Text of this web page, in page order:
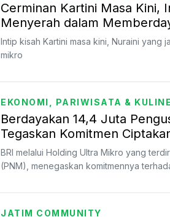
Cerminan Kartini Masa Kini,
Menyerah dalam
Intip kisah Kartini masa kini, Nuraini yang
mikro
EKONOMI, PARIWISATA &
Berdayakan 14,4 Juta
Tegaskan Komitmen
Hari Kartini
BRI melalui Holding Ultra Mikro yang
(PNM), menegaskan komitmennya
JATIM COMMUNITY